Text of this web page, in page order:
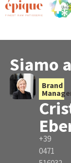
Siamo
Brand
+39
0471